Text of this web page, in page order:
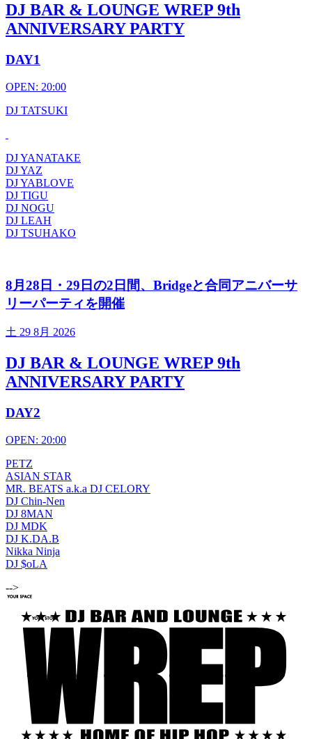
DJ BAR & LOUNGE WREP 9th
ANNIVERSARY PARTY
DAY1
OPEN: 20:00
DJ TATSUKI
DJ YANATAKE
DJ YAZ
DJ YABLOVE
DJ TIGU
DJ NOGU
DJ LEAH
DJ TSUHAKO
8月28日・29日の2日間、Bridgeと合同アニバーサ
リーパーティを開催
土 29 8月 2026
DJ BAR & LOUNGE WREP 9th
ANNIVERSARY PARTY
DAY2
OPEN: 20:00
PETZ
ASIAN STAR
MR. BEATS a.k.a DJ CELORY
DJ Chin-Nen
DJ 8MAN
DJ MDK
DJ K.DA.B
Nikka Ninja
DJ $oLA
-->